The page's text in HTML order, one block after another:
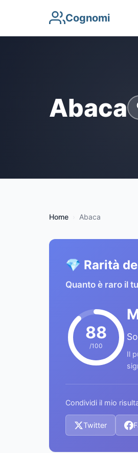
Cognomi
Abaca
Home Abaca
💎 Rarità
Quanto è raro il
88
/100
Il
Condividi il mio
Twitter